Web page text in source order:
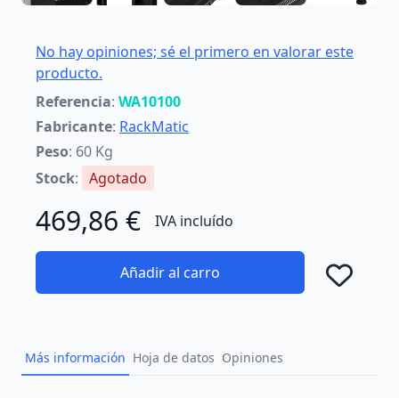
No hay opiniones; sé el primero en valorar este
producto.
Referencia: WA10100
Fabricante: RackMatic
Peso: 60 Kg
Stock: Agotado
469,86 € IVA incluído
Añadir al carro
Más información Hoja de datos Opiniones